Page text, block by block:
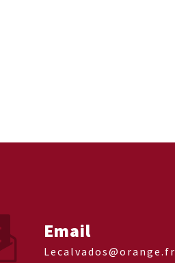
Email
lecalvados@orange.fr